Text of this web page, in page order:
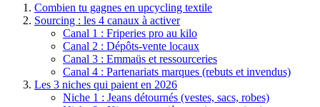
Combien tu gagnes en upcycling textile
Sourcing : les 4 canaux à activer
Canal 1 : Friperies pro au kilo
Canal 2 : Dépôts-vente locaux
Canal 3 : Emmaüs et ressourceries
Canal 4 : Partenariats marques (rebuts et invendus)
Les 3 niches qui paient en 2026
Niche 1 : Jeans détournés (vestes, sacs, robes)